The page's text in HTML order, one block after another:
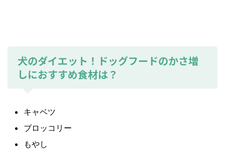
犬のダイエット！ドッグフードのかさ増
しにおすすめ食材は？
キャベツ
ブロッコリー
もやし